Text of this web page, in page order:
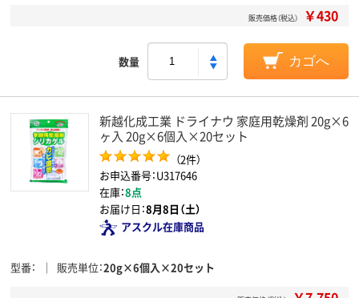
販売価格（税込） ￥430
数量 カゴへ
新越化成工業 ドライナウ 家庭用乾燥剤 20g×6
ヶ入 20g×6個入×20セット
（2件）
お申込番号：U317646
在庫：8点
お届け日：8月8日（土）
アスクル在庫商品
型番 販売単位 20g×6個入×20セット